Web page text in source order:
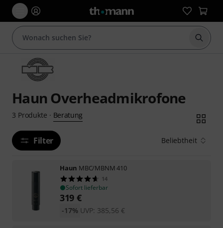
Suche
Haun Overheadmikrofone
3 Produkte · Beratung
Filter Beliebtheit
Haun MBC/MBNM 410
14
Sofort lieferbar
319 €
UVP: 385,56 €
-17%